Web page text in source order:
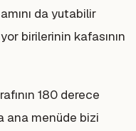
da yutabilir
birilerinin kafasının
180 derece
ana menüde bizi